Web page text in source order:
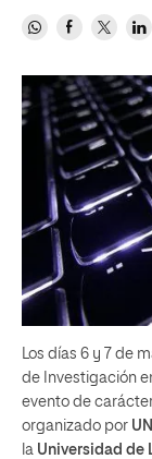
Los días 6 y 7 de
de Investigación
evento de
organizado por
la Universidad de